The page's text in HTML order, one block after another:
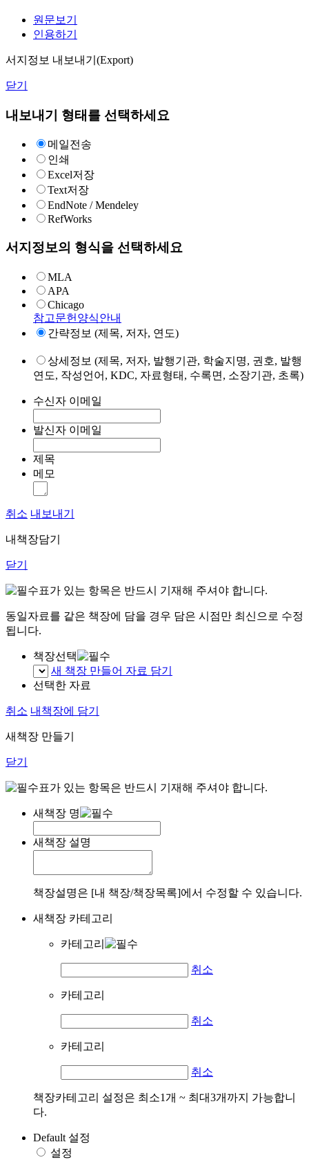
원문보기
인용하기
서지정보 내보내기(Export)
닫기
내보내기 형태를 선택하세요
메일전송
인쇄
Excel저장
Text저장
EndNote / Mendeley
RefWorks
서지정보의 형식을 선택하세요
MLA
APA
Chicago
참고문헌양식안내
간략정보 (제목, 저자, 연도)
상세정보 (제목, 저자, 발행기관, 학술지명, 권호, 발행
연도, 작성언어, KDC, 자료형태, 수록면, 소장기관, 초록)
수신자 이메일
발신자 이메일
제목
메모
취소 내보내기
내책장담기
닫기
표가 있는 항목은 반드시 기재해 주셔야 합니다.
동일자료를 같은 책장에 담을 경우 담은 시점만 최신으로 수정
됩니다.
책장선택
새 책장 만들어 자료 담기
선택한 자료
취소 내책장에 담기
새책장 만들기
닫기
표가 있는 항목은 반드시 기재해 주셔야 합니다.
새책장 명
새책장 설명
책장설명은 [내 책장/책장목록]에서 수정할 수 있습니다.
새책장 카테고리
카테고리
취소
카테고리
취소
카테고리
취소
책장카테고리 설정은 최소1개 ~ 최대3개까지 가능합니
다.
Default 설정
설정